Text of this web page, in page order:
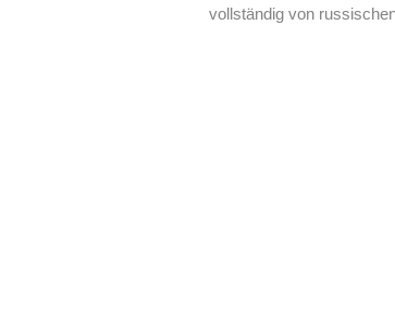
vollständig von